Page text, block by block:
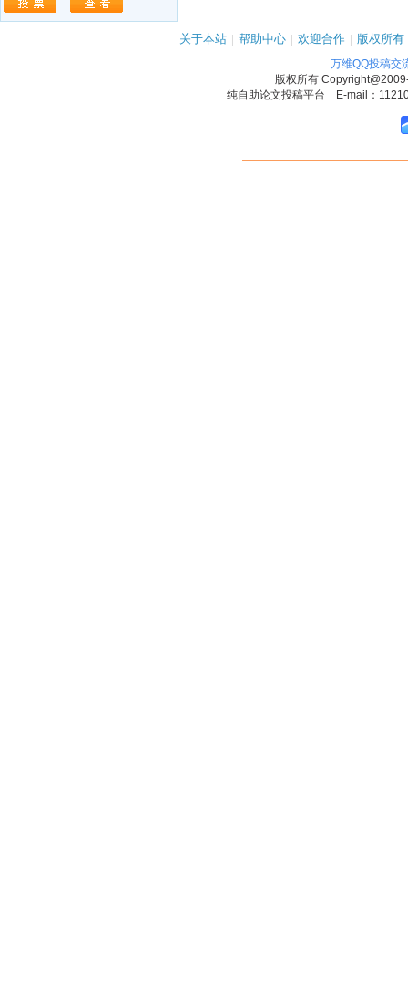
关于本站 | 帮助中心 | 欢迎合作 | 版权所有
万维QQ投稿交
版权所有
纯自助论文投稿平台 E-mail：